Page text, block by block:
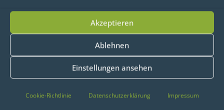
Akzeptieren
Ablehnen
Einstellungen ansehen
Cookie-Richtlinie Datenschutzerklärung Impressum
In einem kürzlich erschienenen
Blogartikel berichtet Joseph Rickert
von Microsoft von den Ergebnissen
Beliebtheit von R, SAS und Python.